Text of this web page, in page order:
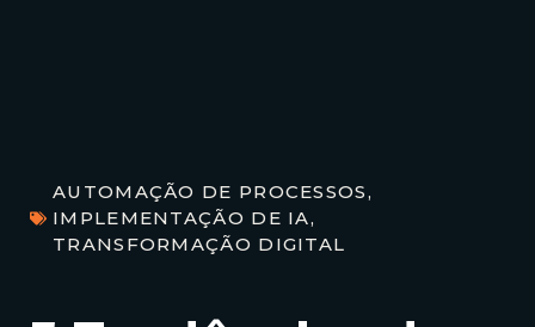
AUTOMAÇÃO DE PROCESSOS,
IMPLEMENTAÇÃO DE IA,
TRANSFORMAÇÃO DIGITAL